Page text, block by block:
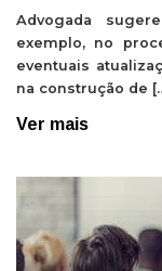
Advogada
exemplo, no
eventuais
na construção de
Ver mais